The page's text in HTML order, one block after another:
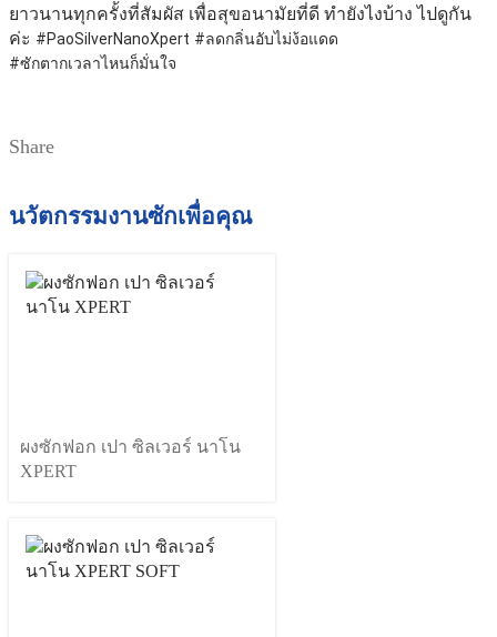
ยาวนานทุกครั้งที่สัมผัส เพื่อสุขอนามัยที่ดี ทำยังไงบ้าง ไปดูกัน
ค่ะ #PaoSilverNanoXpert #ลดกลิ่นอับไม่ง้อแดด
#ซักตากเวลาไหนก็มั่นใจ
Share
นวัตกรรมงานซักเพื่อคุณ
ผงซักฟอก เปา ซิลเวอร์ นาโน
XPERT